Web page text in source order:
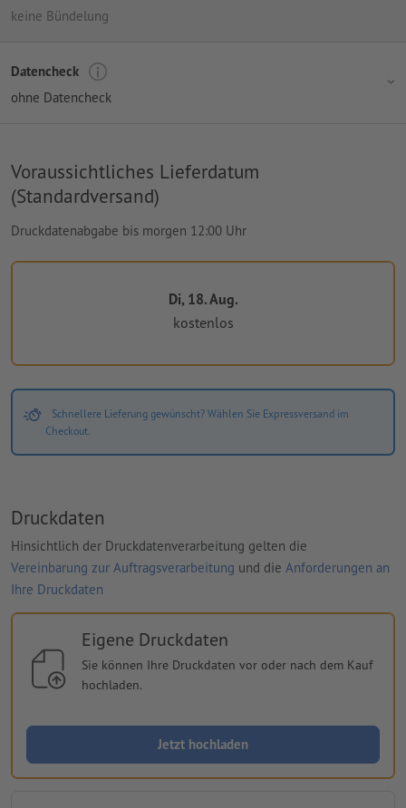
keine Bündelung
Datencheck
ohne Datencheck
Voraussichtliches Lieferdatum
(Standardversand)
Druckdatenabgabe bis morgen 12:00 Uhr
Di, 18. Aug.
kostenlos
Schnellere Lieferung gewünscht? Wählen Sie Expressversand im
Checkout.
Druckdaten
Hinsichtlich der Druckdatenverarbeitung gelten die
Vereinbarung zur Auftragsverarbeitung und die Anforderungen an
Ihre Druckdaten
Eigene Druckdaten
Sie können Ihre Druckdaten vor oder nach dem Kauf
hochladen.
Jetzt hochladen